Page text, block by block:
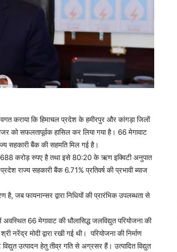
कराया कि हिमाचल प्रदेश के हमीरपुर और कांगड़ा जिलों
को सफलतापूर्वक हासिल कर लिया गया है। 66 मेगावाट
सहकारी बैंक की सहमति मिल गई है।
688 करोड़ रुपए है तथा इसे 80:20 के ऋण इक्विटी अनुपात
राज्य सहकारी बैंक 6.71% प्रतिवर्ष की प्रभावी ब्याज
जब फायनान्‍सर द्वारा निधियों की प्रारंभिक उपलब्धता से
66 मेगावाट की धौलासिद्ध जलविद्युत परियोजना की
मोदी द्वारा रखी गई थी। परियोजना की निर्माण
उत्‍पादन हेतु तीव्र गति से अग्रसर हैं। उत्पादित विद्युत